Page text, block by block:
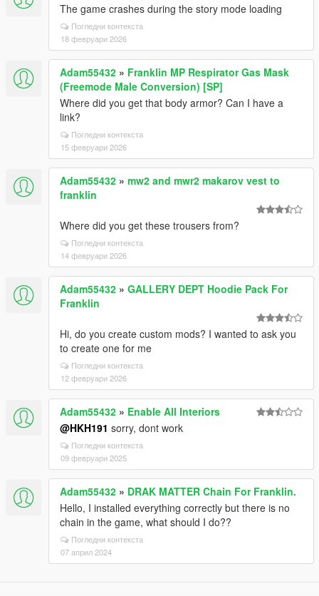
The game crashes during the story mode loading
Погледни контекста
18 февруари 2026
Adam55432 » Franklin MP Respirator Gas Mask
(Freemode Male Conversion) [SP]
Where did you get that body armor? Can I have a
link?
Погледни контекста
15 февруари 2026
Adam55432 » mw2 and mwr2 makarov vest to
franklin
Where did you get these trousers from?
Погледни контекста
14 февруари 2026
Adam55432 » GALLERY DEPT Hoodie Pack For
Franklin
Hi, do you create custom mods? I wanted to ask you
to create one for me
Погледни контекста
12 февруари 2026
Adam55432 » Enable All Interiors
@HKH191 sorry, dont work
Погледни контекста
09 февруари 2025
Adam55432 » DRAK MATTER Chain For Franklin.
Hello, I installed everything correctly but there is no
chain in the game, what should I do??
Погледни контекста
07 април 2024